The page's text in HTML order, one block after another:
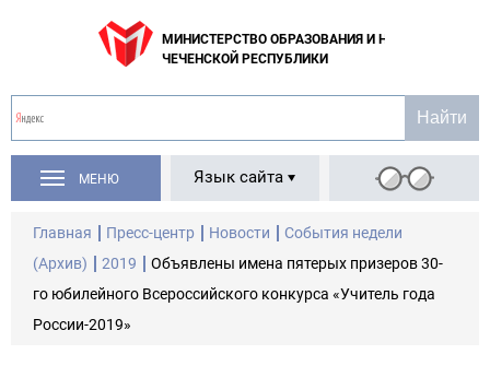
МИНИСТЕРСТВО ОБРАЗОВАНИЯ И НАУКИ
ЧЕЧЕНСКОЙ РЕСПУБЛИКИ
МЕНЮ Язык сайта
Главная Пресс-центр Новости
События недели
(Архив)
2019
Объявлены имена пятерых призеров 30-
го юбилейного Всероссийского конкурса «Учитель года
России-2019»